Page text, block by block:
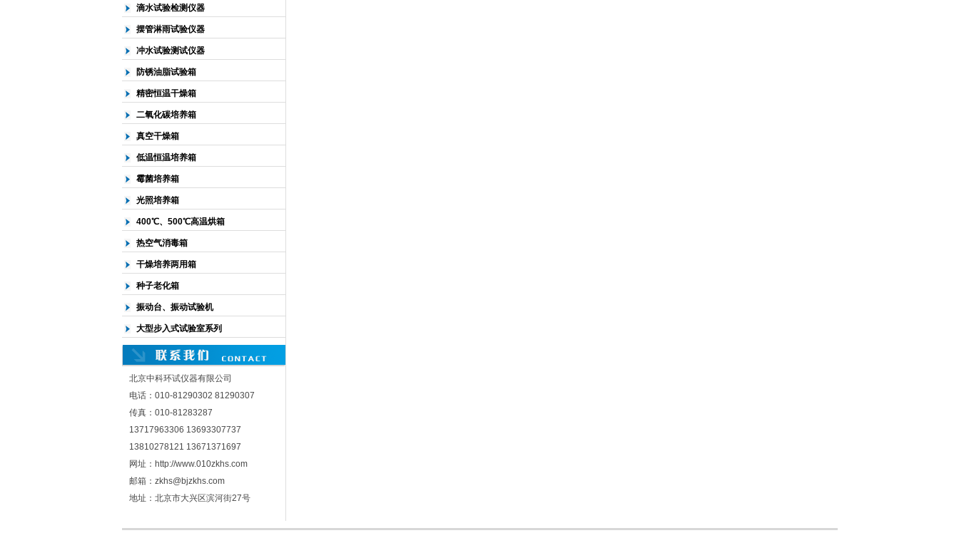
滴水试验检测仪器
摆管淋雨试验仪器
冲水试验测试仪器
防锈油脂试验箱
精密恒温干燥箱
二氧化碳培养箱
真空干燥箱
低温恒温培养箱
霉菌培养箱
光照培养箱
400℃、500℃高温烘箱
热空气消毒箱
干燥培养两用箱
种子老化箱
振动台、振动试验机
大型步入式试验室系列
北京中科环试仪器有限公司
电话：010-81290302 81290307
传真：010-81283287
13717963306 13693307737
13810278121 13671371697
网址：http://www.010zkhs.com
邮箱：zkhs@bjzkhs.com
地址：北京市大兴区滨河街27号